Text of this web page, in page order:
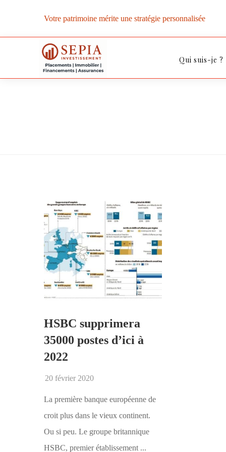
Votre patrimoine mérite une stratégie personnalisée
Qui suis-je ?
HSBC supprimera
35000 postes d’ici à
2022
20 février 2020
La première banque européenne de
croit plus dans le vieux continent.
Ou si peu. Le groupe britannique
HSBC, premier établissement ...